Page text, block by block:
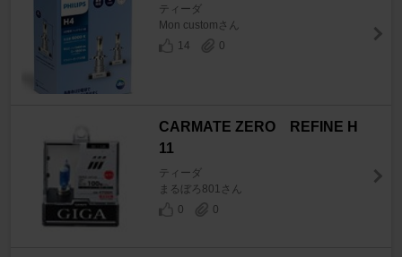
ティーダ
Mon customさん
14
0
CARMATE ZERO REFINE H
11
ティーダ
まるぼろ801さん
0
0